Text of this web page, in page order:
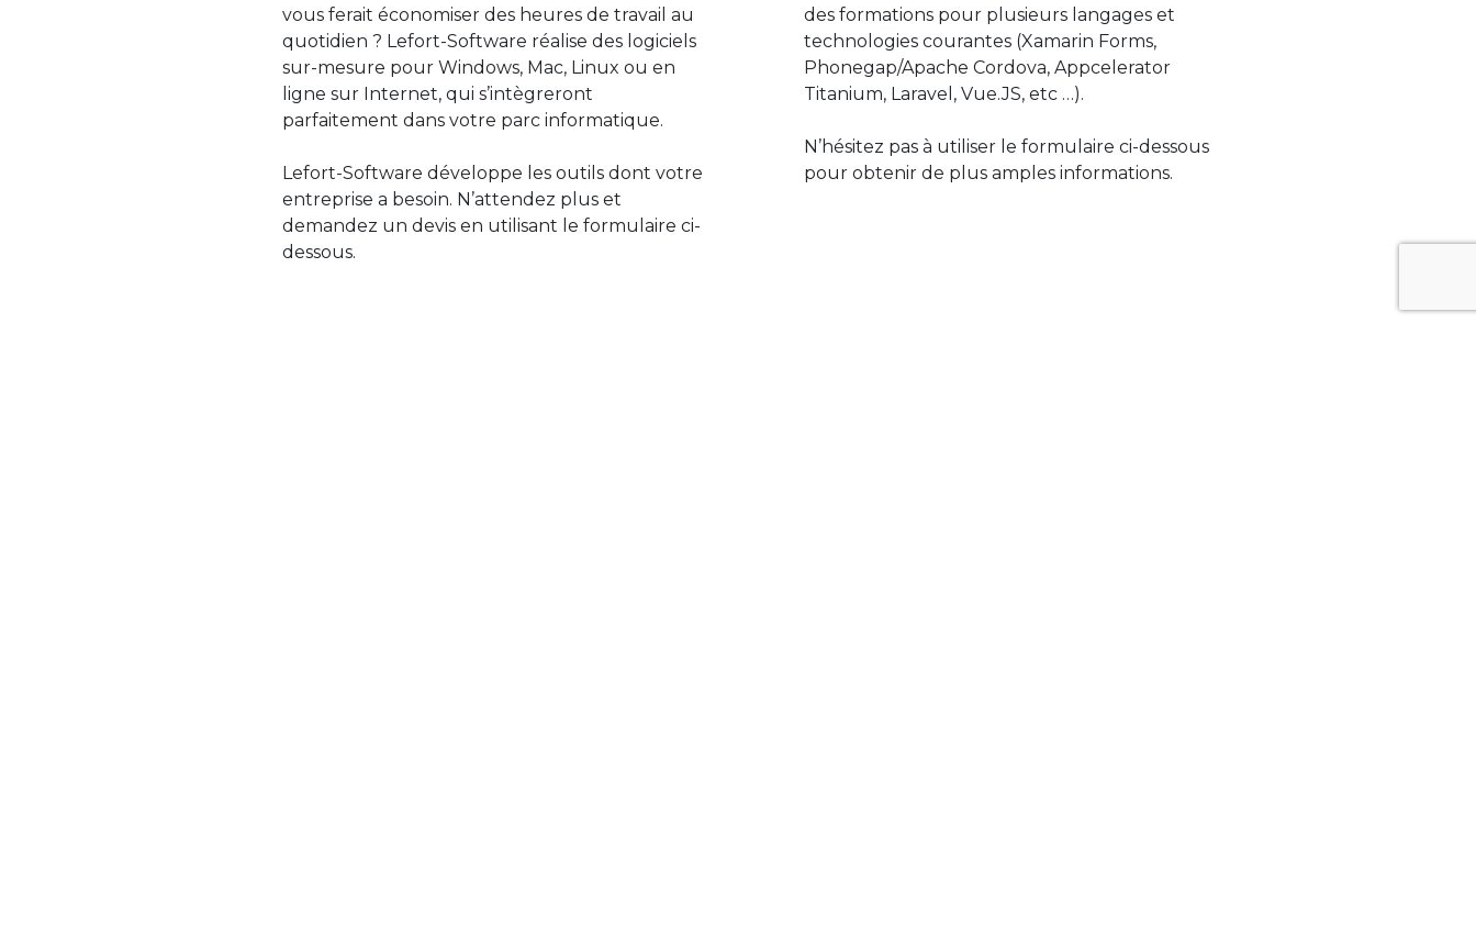
vous ferait économiser des heures de travail au
quotidien ? Lefort-Software réalise des logiciels
sur-mesure pour Windows, Mac, Linux ou en
ligne sur Internet, qui s’intègreront
parfaitement dans votre parc informatique.
Lefort-Software développe les outils dont votre
entreprise a besoin. N’attendez plus et
demandez un devis en utilisant le formulaire ci-
dessous.
des formations pour plusieurs langages et
technologies courantes (Xamarin Forms,
Phonegap/Apache Cordova, Appcelerator
Titanium, Laravel, Vue.JS, etc …).
N’hésitez pas à utiliser le formulaire ci-dessous
pour obtenir de plus amples informations.